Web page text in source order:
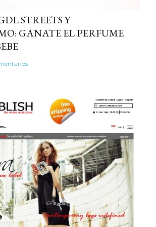
STREETS Y
GANATE EL PERFUME